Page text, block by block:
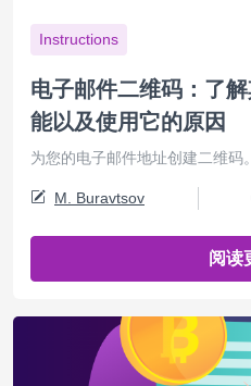
Instructions
电子邮件二维码：了
能以及使用它的原因
为您的电子邮件地址创建二维码
M. Buravtsov
阅读